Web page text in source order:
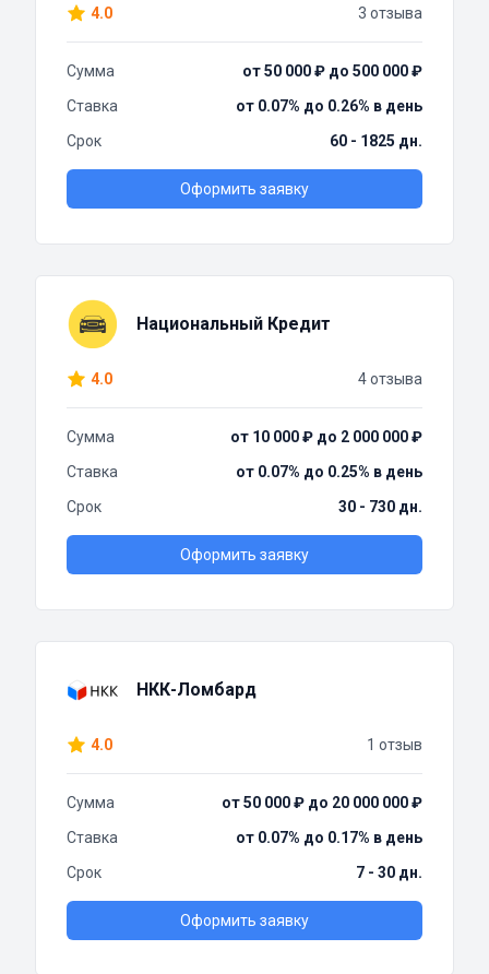
4.0 3 отзыва
Сумма
от 50 000 ₽ до 500 000 ₽
Ставка
от 0.07% до 0.26% в день
Срок
60 - 1825 дн.
Оформить заявку
Национальный Кредит
4.0 4 отзыва
Сумма
от 10 000 ₽ до 2 000 000 ₽
Ставка
от 0.07% до 0.25% в день
Срок
30 - 730 дн.
Оформить заявку
НКК-Ломбард
4.0 1 отзыв
Сумма
от 50 000 ₽ до 20 000 000 ₽
Ставка
от 0.07% до 0.17% в день
Срок
7 - 30 дн.
Оформить заявку